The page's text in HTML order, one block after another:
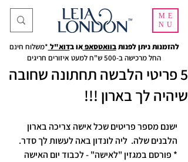
ME
NU
להזמנות ניתן לפנות בוואטסאפאו בדוא"ל *משלוח חינם
החל מרכישה ב-500 ש"ח למעט איזורים חריגים
5 פריטי הלבשה תחתונה שחובה
שיהיה לך בארון !!!
ישנם מספר פריטים שכל אישה צריכה בארון
הלבנים שלה.  ליה לונדון באה לעשות לך סדר.
* פורסם במגזין "לאישה" - לכבוד יום האישה